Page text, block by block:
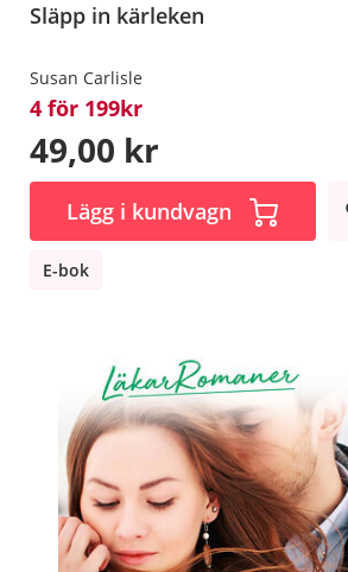
Släpp in kärleken
Susan Carlisle
4 för 199kr
49,00 kr
Lägg i kundvagn
E-bok